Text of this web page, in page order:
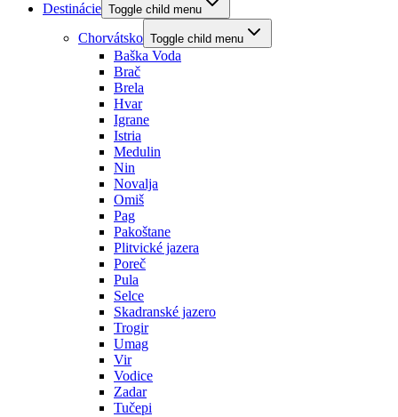
Destinácie Toggle child menu
Chorvátsko Toggle child menu
Baška Voda
Brač
Brela
Hvar
Igrane
Istria
Medulin
Nin
Novalja
Omiš
Pag
Pakoštane
Plitvické jazera
Poreč
Pula
Selce
Skadranské jazero
Trogir
Umag
Vir
Vodice
Zadar
Tučepi